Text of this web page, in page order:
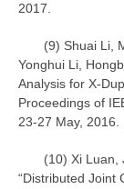
2017.
(9) Shuai Li,
Yonghui Li,
Analysis for X-
Proceedings of
23-27 May, 2016.
(10) Xi Luan,
“Distributed Joint